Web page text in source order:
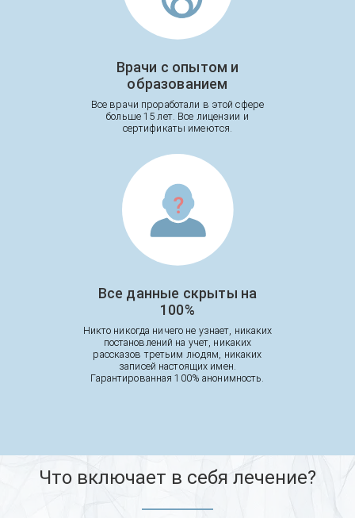
Врачи с опытом и
образованием
Все врачи проработали в этой сфере
больше 15 лет. Все лицензии и
сертификаты имеются.
Все данные скрыты на
100%
Никто никогда ничего не узнает, никаких
постановлений на учет, никаких
рассказов третьим людям, никаких
записей настоящих имен.
Гарантированная 100% анонимность.
Что включает в себя лечение?